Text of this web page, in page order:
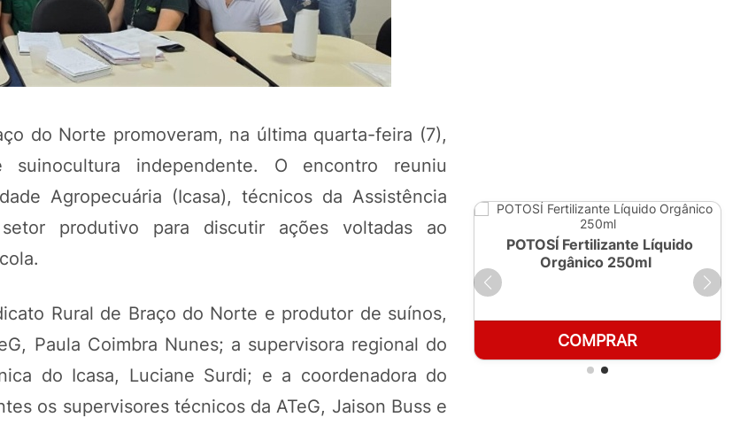
do Norte promoveram, na última quarta-feira (7),
independente. O encontro reuniu
Agropecuária (Icasa), técnicos da Assistência
produtivo para discutir ações voltadas ao
Rural de Braço do Norte e produtor de suínos,
Paula Coimbra Nunes; a supervisora regional do
do Icasa, Luciane Surdi; e a coordenadora do
os supervisores técnicos da ATeG, Jaison Buss e
POTOSÍ Fertilizante Líquido
COMPRAR
POTOSÍ Fertilizante Líquido
Orgânico 250ml
COMPRAR